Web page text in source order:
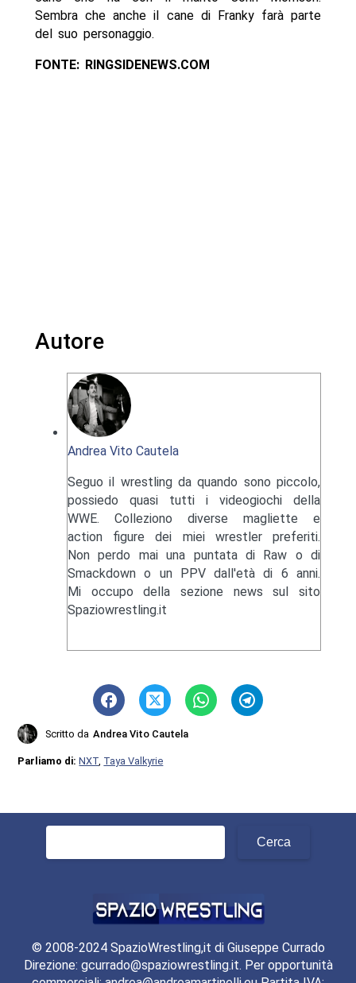
Sembra che anche il cane di Franky farà parte
del suo personaggio.
FONTE: RINGSIDENEWS.COM
Autore
Andrea Vito Cautela
Seguo il wrestling da quando sono piccolo,
possiedo quasi tutti i videogiochi della
WWE. Colleziono diverse magliette e
action figure dei miei wrestler preferiti.
Non perdo mai una puntata di Raw o di
Smackdown o un PPV dall'età di 6 anni.
Mi occupo della sezione news sul sito
Spaziowrestling.it
Scritto da Andrea Vito Cautela
Parliamo di:NXT Taya Valkyrie
© 2008-2024 SpazioWrestling,it di Giuseppe Currado
Direzione: gcurrado@spaziowrestling.it. Per opportunità